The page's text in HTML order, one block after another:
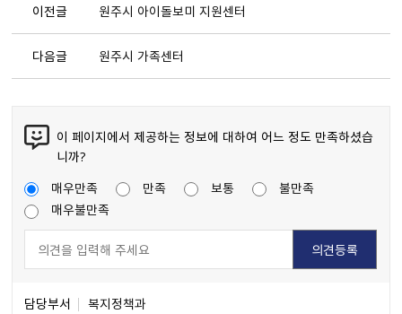
이전글 원주시 아이돌보미 지원센터
다음글 원주시 가족센터
이 페이지에서 제공하는 정보에 대하여 어느 정도 만족하셨습
니까?
매우만족
만족 보통
불만족
매우불만족
담당부서 복지정책과